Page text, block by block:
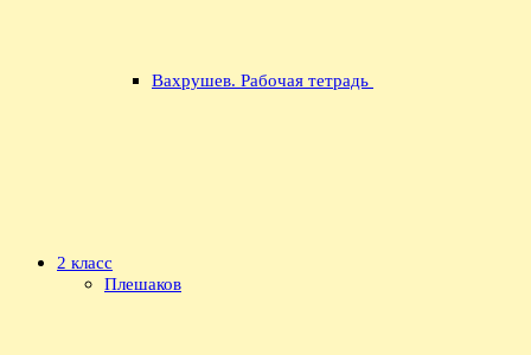
Вахрушев. Рабочая тетрадь
2 класс
Плешаков